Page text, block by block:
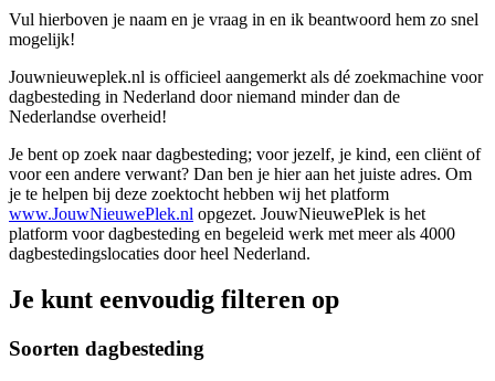
Vul hierboven je naam en je vraag in en ik beantwoord hem zo snel
mogelijk!
Jouwnieuweplek.nl is officieel aangemerkt als dé zoekmachine voor
dagbesteding in Nederland door niemand minder dan de
Nederlandse overheid!
Je bent op zoek naar dagbesteding; voor jezelf, je kind, een cliënt of
voor een andere verwant? Dan ben je hier aan het juiste adres. Om
je te helpen bij deze zoektocht hebben wij het platform
www.JouwNieuwePlek.nl opgezet. JouwNieuwePlek is het
platform voor dagbesteding en begeleid werk met meer als 4000
dagbestedingslocaties door heel Nederland.
Je kunt eenvoudig filteren op
Soorten dagbesteding